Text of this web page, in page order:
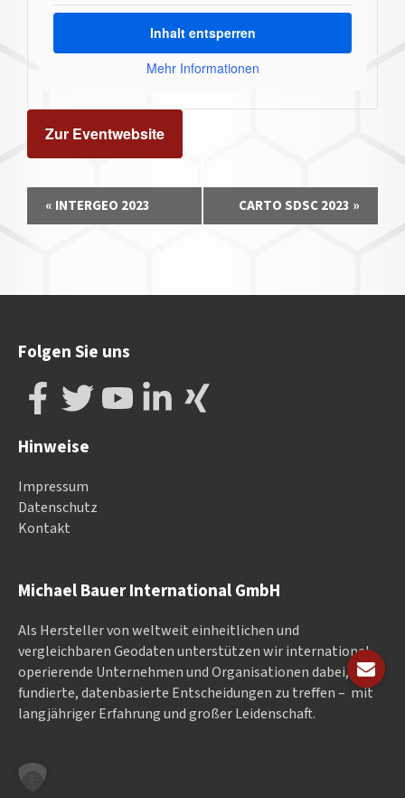
Inhalt entsperren
Mehr Informationen
Zur Eventwebsite
Veranstaltung-
Navigation
« INTERGEO 2023 CARTO SDSC 2023 »
Michael Bauer International GmbH
Als Hersteller von weltweit einheitlichen und
vergleichbaren Geodaten un­ter­stüt­zen wir in­ter­na­tional
ope­rieren­de Un­ter­neh­men und Or­ga­nisa­tionen dabei, gut
fundierte, datenbasierte Entscheidungen zu treffen – mit
langjähriger Erfahrung und großer Leidenschaft.
Folgen Sie uns
Hinweise
Impressum
Datenschutz
Kontakt